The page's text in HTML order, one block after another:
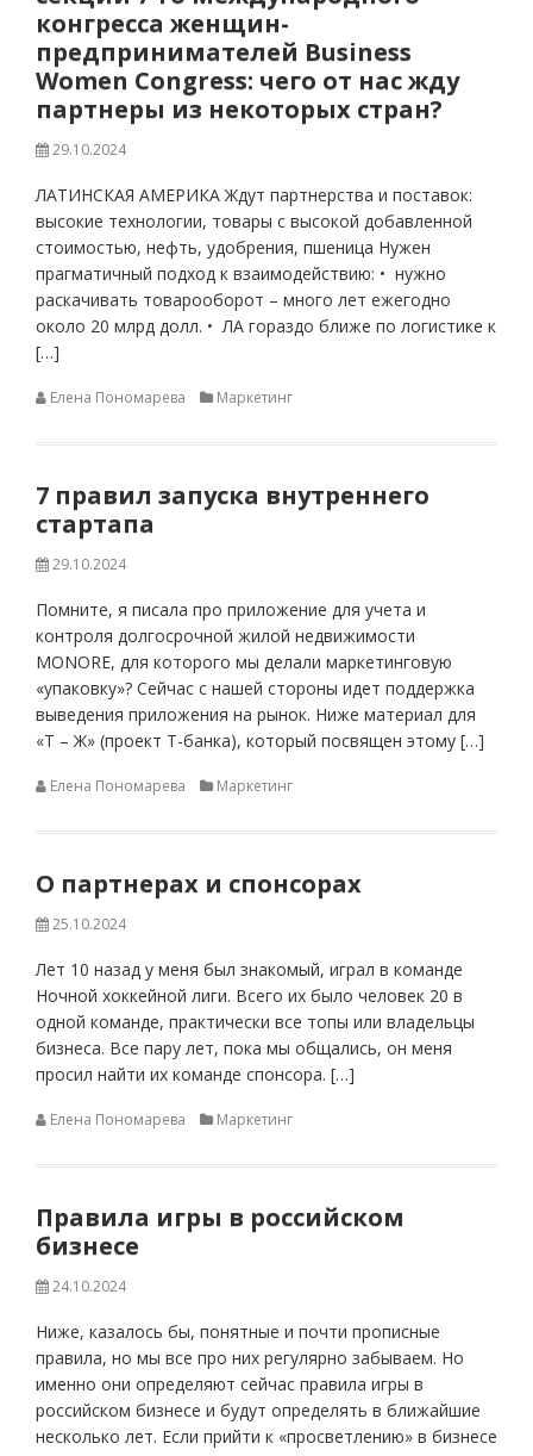
конгресса женщин-
предпринимателей Business
Women Congress: чего от нас жду
партнеры из некоторых стран?
29.10.2024
ЛАТИНСКАЯ АМЕРИКА Ждут партнерства и поставок:
высокие технологии, товары с высокой добавленной
стоимостью, нефть, удобрения, пшеница Нужен
прагматичный подход к взаимодействию: • нужно
раскачивать товарооборот – много лет ежегодно
около 20 млрд долл. • ЛА гораздо ближе по логистике к
[…]
Елена Пономарева Маркетинг
7 правил запуска внутреннего
стартапа
29.10.2024
Помните, я писала про приложение для учета и
контроля долгосрочной жилой недвижимости
МОNORE, для которого мы делали маркетинговую
«упаковку»? Сейчас с нашей стороны идет поддержка
выведения приложения на рынок. Ниже материал для
«Т – Ж» (проект Т-банка), который посвящен этому […]
Елена Пономарева Маркетинг
О партнерах и спонсорах
25.10.2024
Лет 10 назад у меня был знакомый, играл в команде
Ночной хоккейной лиги. Всего их было человек 20 в
одной команде, практически все топы или владельцы
бизнеса. Все пару лет, пока мы общались, он меня
просил найти их команде спонсора. […]
Елена Пономарева Маркетинг
Правила игры в российском
бизнесе
24.10.2024
Ниже, казалось бы, понятные и почти прописные
правила, но мы все про них регулярно забываем. Но
именно они определяют сейчас правила игры в
российском бизнесе и будут определять в ближайшие
несколько лет. Если прийти к «просветлению» в бизнесе